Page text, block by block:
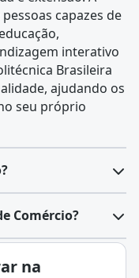
capazes de
interativo
Brasileira
ajudando os
seu próprio
Comércio?
na